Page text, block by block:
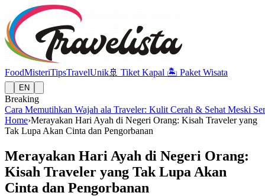
FoodMisteriTipsTravelUnik🚢 Tiket Kapal 🏝️ Paket Wisata
EN
Breaking
Cara Memutihkan Wajah ala Traveler: Kulit Cerah & Sehat Meski
Home›Merayakan Hari Ayah di Negeri Orang: Kisah Traveler yang
Tak Lupa Akan Cinta dan Pengorbanan
Merayakan Hari Ayah di Negeri Orang:
Kisah Traveler yang Tak Lupa Akan
Cinta dan Pengorbanan